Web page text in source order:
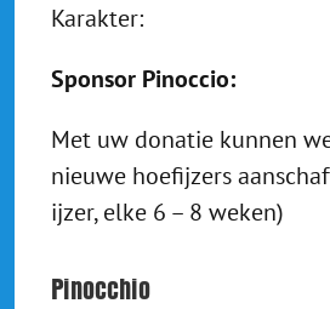
Karakter:
Sponsor Pinoccio:
Met uw donatie kunnen
nieuwe hoefijzers
ijzer, elke 6 – 8 weken)
Pinocchio